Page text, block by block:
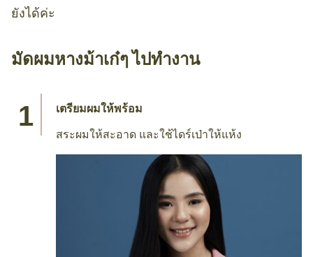
ยังได้ค่ะ
มัดผมหางม้าเก๋ๆ ไปทำงาน
เตรียมผมให้พร้อม
สระผมให้สะอาด และใช้ไดร์เป่าให้แห้ง